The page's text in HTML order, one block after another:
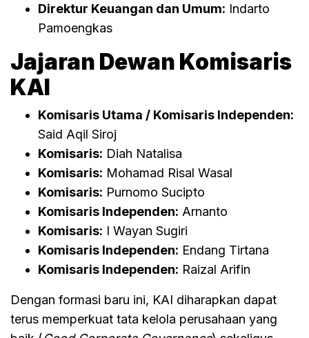
Direktur Keuangan dan Umum: Indarto
Pamoengkas
Jajaran Dewan Komisaris
KAI
Komisaris Utama / Komisaris Independen:
Said Aqil Siroj
Komisaris: Diah Natalisa
Komisaris: Mohamad Risal Wasal
Komisaris: Purnomo Sucipto
Komisaris Independen: Arnanto
Komisaris: I Wayan Sugiri
Komisaris Independen: Endang Tirtana
Komisaris Independen: Raizal Arifin
Dengan formasi baru ini, KAI diharapkan dapat
terus memperkuat tata kelola perusahaan yang